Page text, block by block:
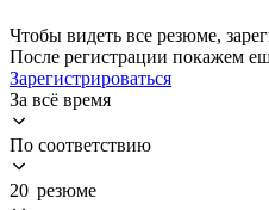
Чтобы видеть все резюме,
После регистрации покажем
Зарегистрироваться
За всё время
По соответствию
20 резюме